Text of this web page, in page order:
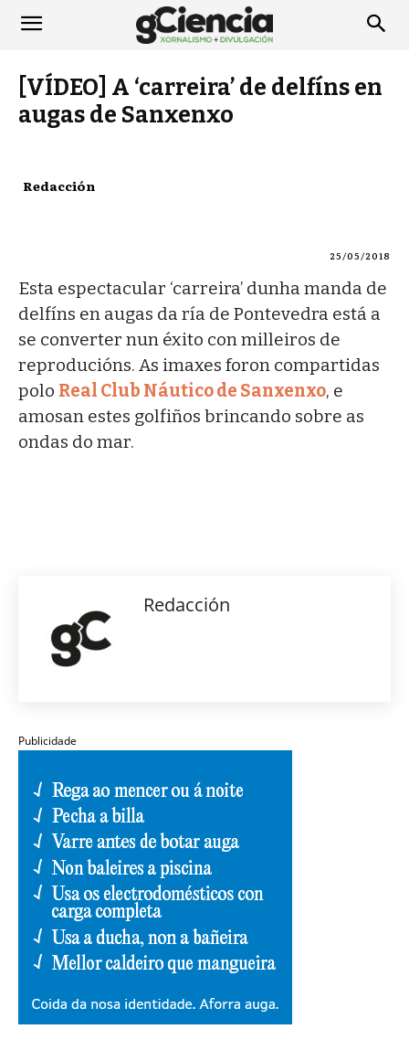
[VÍDEO] A ‘carreira’ de delfíns en
augas de Sanxenxo
Redacción
25/05/2018
Esta espectacular ‘carreira’ dunha manda de
delfíns en augas da ría de Pontevedra está a
se converter nun éxito con milleiros de
reproducións. As imaxes foron compartidas
polo Real Club Náutico de Sanxenxo, e
amosan estes golfiños brincando sobre as
ondas do mar.
Redacción
Publicidade